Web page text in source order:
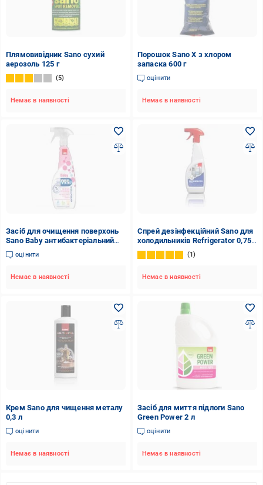
Плямовивідник Sano сухий
аерозоль 125 г
5
Немає в наявності
Порошок Sano X з хлором
запаска 600 г
оцінити
Немає в наявності
Засіб для очищення поверхонь
Sano Baby антибактеріальний
0,75 л
оцінити
Немає в наявності
Спрей дезінфекційний Sano для
холодильників Refrigerator 0,75
л
1
Немає в наявності
Крем Sano для чищення металу
0,3 л
оцінити
Немає в наявності
Засіб для миття підлоги Sano
Green Power 2 л
оцінити
Немає в наявності